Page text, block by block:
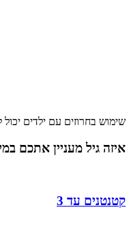
שימוש בחרוזים עם ילדים
איזה גיל מעניין אתכם
קטנטנים עד 3